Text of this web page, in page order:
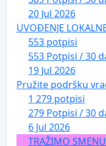
20 Jul 2026
UVOĐENJE
553 potpisi
553 Potpisi / 30
19 Jul 2026
Pružite podršku
1 279 potpisi
279 Potpisi / 30
6 Jul 2026
TRAŽIMO